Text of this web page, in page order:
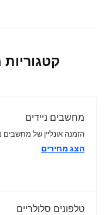
מחשבים ניידים
הזמנה אונליין של מחשבים
הצג מחירים
טלפונים סלולריים